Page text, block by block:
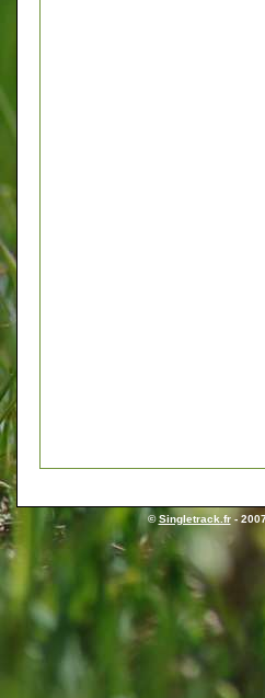
©Singletrack.fr-